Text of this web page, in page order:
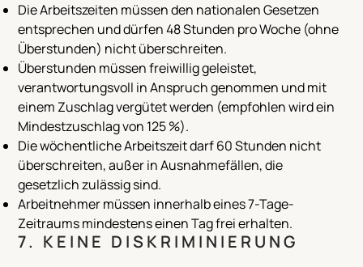
Die Arbeitszeiten müssen den nationalen Gesetzen
entsprechen und dürfen 48 Stunden pro Woche (ohne
Überstunden) nicht überschreiten.
Überstunden müssen freiwillig geleistet,
verantwortungsvoll in Anspruch genommen und mit
einem Zuschlag vergütet werden (empfohlen wird ein
Mindestzuschlag von 125 %).
Die wöchentliche Arbeitszeit darf 60 Stunden nicht
überschreiten, außer in Ausnahmefällen, die
gesetzlich zulässig sind.
Arbeitnehmer müssen innerhalb eines 7-Tage-
Zeitraums mindestens einen Tag frei erhalten.
7. KEINE DISKRIMINIERUNG